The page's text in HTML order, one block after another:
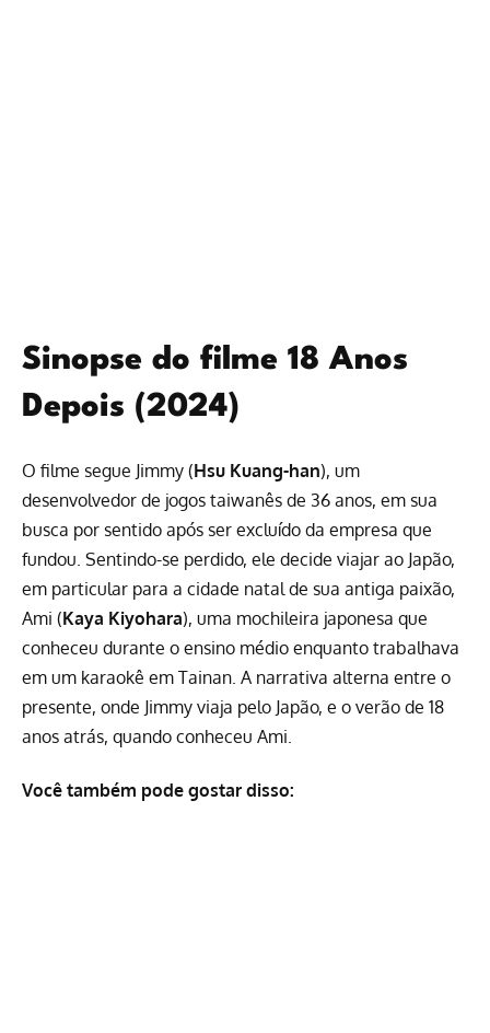
Sinopse do filme 18 Anos
Depois (2024)
O filme segue Jimmy (Hsu Kuang-han), um
desenvolvedor de jogos taiwanês de 36 anos, em sua
busca por sentido após ser excluído da empresa que
fundou. Sentindo-se perdido, ele decide viajar ao Japão,
em particular para a cidade natal de sua antiga paixão,
Ami (Kaya Kiyohara), uma mochileira japonesa que
conheceu durante o ensino médio enquanto trabalhava
em um karaokê em Tainan. A narrativa alterna entre o
presente, onde Jimmy viaja pelo Japão, e o verão de 18
anos atrás, quando conheceu Ami.
Você também pode gostar disso: